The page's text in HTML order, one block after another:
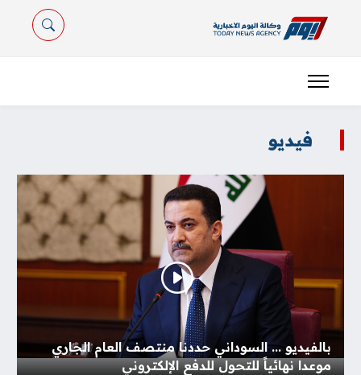
فيديو
بالفيديو ... السوداني حددنا منتصف العام الجاري
موعدا نهائياً للتحول للدفع الإلكتروني